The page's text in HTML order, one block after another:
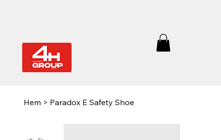
Hem > Paradox E Safety Shoe